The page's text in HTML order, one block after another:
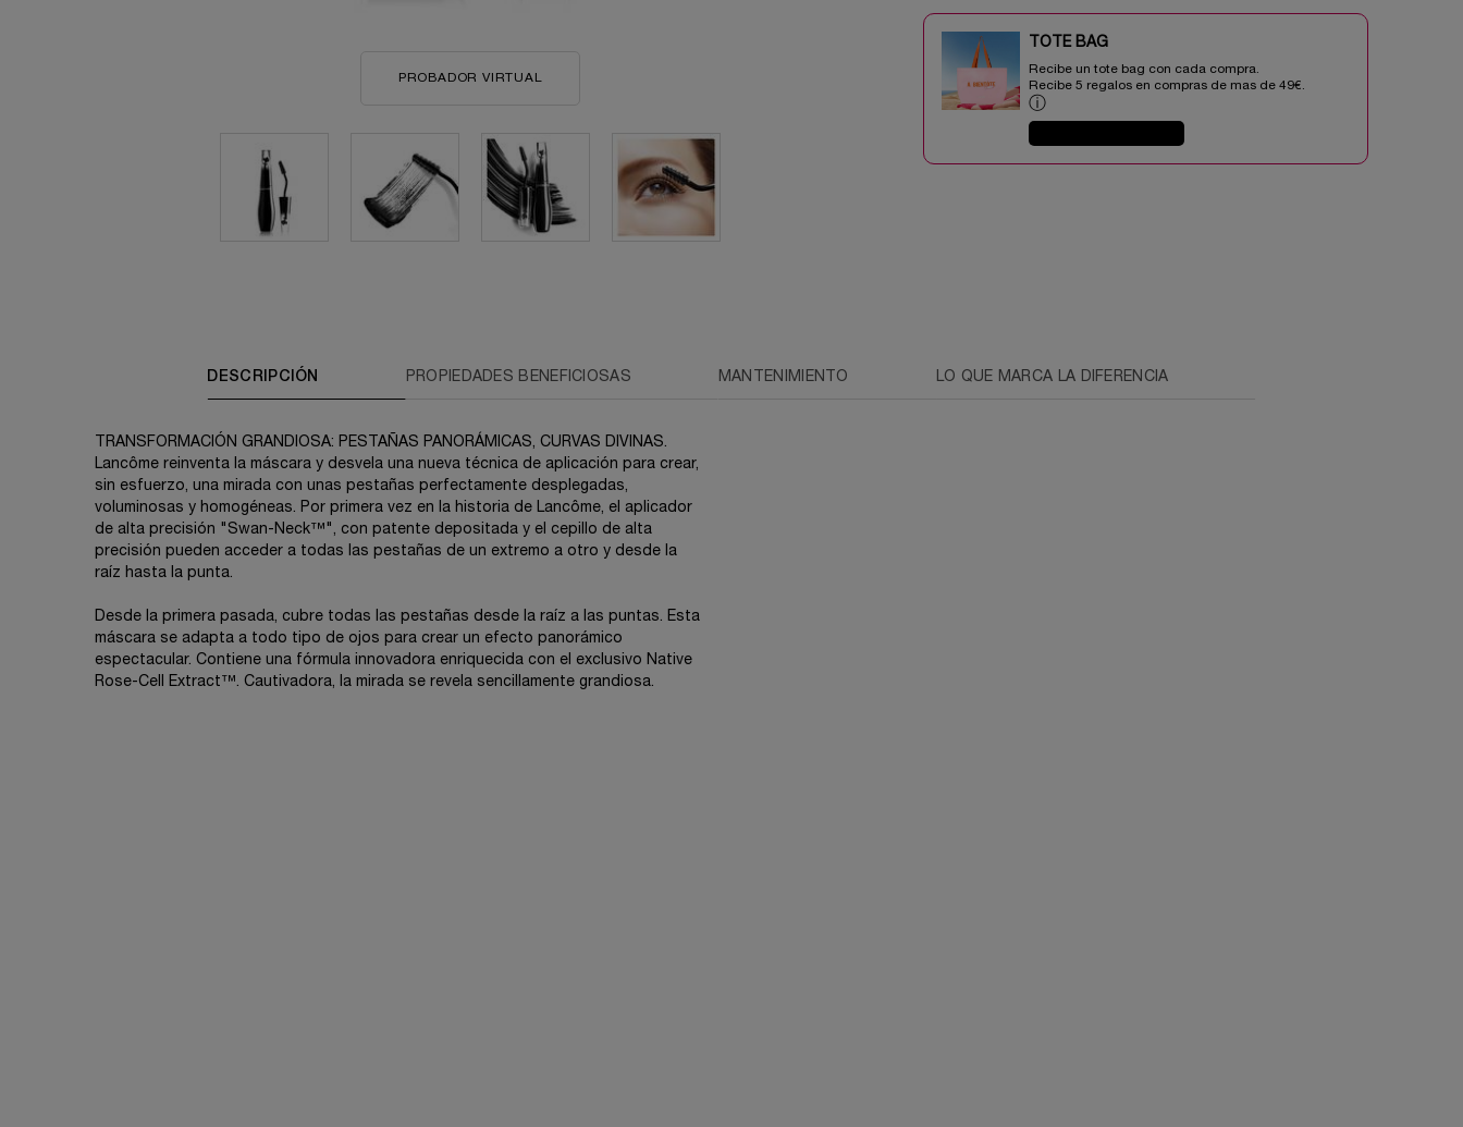
PROBADOR VIRTUAL
TOTE BAG​​
Recibe un tote bag con cada compra.
Recibe 5 regalos en compras de mas de 49€.​
ⓘ
DESCRIPCIÓN PROPIEDADES BENEFICIOSAS MANTENIMIENTO LO QUE MARCA LA DIFERENCIA
TRANSFORMACIÓN GRANDIOSA: PESTAÑAS PANORÁMICAS, CURVAS DIVINAS.
Lancôme reinventa la máscara y desvela una nueva técnica de aplicación para crear,
sin esfuerzo, una mirada con unas pestañas perfectamente desplegadas,
voluminosas y homogéneas. Por primera vez en la historia de Lancôme, el aplicador
de alta precisión "Swan-Neck™", con patente depositada y el cepillo de alta
precisión pueden acceder a todas las pestañas de un extremo a otro y desde la
raíz hasta la punta.
Desde la primera pasada, cubre todas las pestañas desde la raíz a las puntas. Esta
máscara se adapta a todo tipo de ojos para crear un efecto panorámico
espectacular. Contiene una fórmula innovadora enriquecida con el exclusivo Native
Rose-Cell Extract™. Cautivadora, la mirada se revela sencillamente grandiosa.